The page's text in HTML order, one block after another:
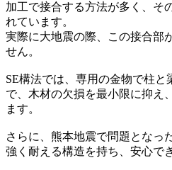
加工で接合する方法が多く、そ
れています。
実際に大地震の際、この接合部
せん。
SE構法では、専用の金物で柱と
で、木材の欠損を最小限に抑え
ます。
さらに、熊本地震で問題となっ
強く耐える構造を持ち、安心で